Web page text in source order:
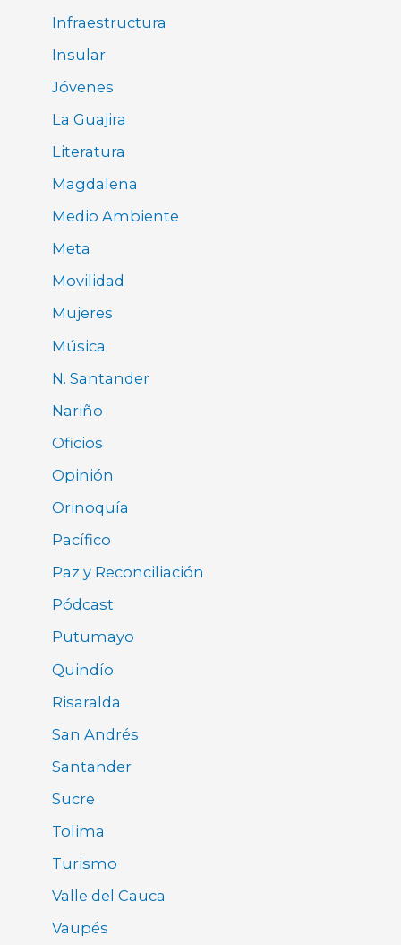
Infraestructura
Insular
Jóvenes
La Guajira
Literatura
Magdalena
Medio Ambiente
Meta
Movilidad
Mujeres
Música
N. Santander
Nariño
Oficios
Opinión
Orinoquía
Pacífico
Paz y Reconciliación
Pódcast
Putumayo
Quindío
Risaralda
San Andrés
Santander
Sucre
Tolima
Turismo
Valle del Cauca
Vaupés